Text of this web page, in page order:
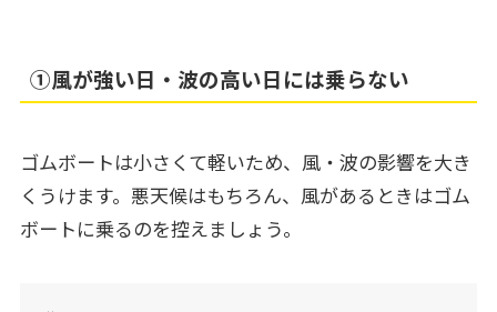
➀風が強い日・波の高い日には乗らない
ゴムボートは小さくて軽いため、風・波の影響を大き
くうけます。悪天候はもちろん、風があるときはゴム
ボートに乗るのを控えましょう。